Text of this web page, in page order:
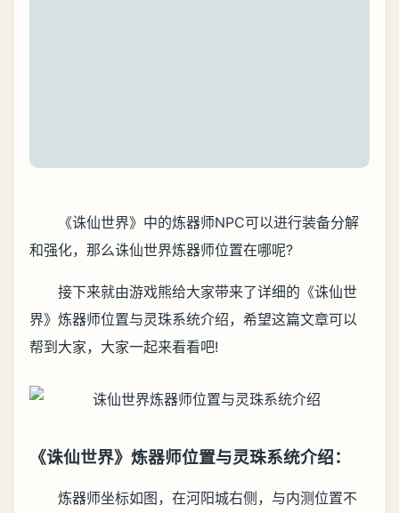
《诛仙世界》中的炼器师NPC可以进行装备分解
和强化，那么诛仙世界炼器师位置在哪呢?
接下来就由游戏熊给大家带来了详细的《诛仙世
界》炼器师位置与灵珠系统介绍，希望这篇文章可以
帮到大家，大家一起来看看吧!
《诛仙世界》炼器师位置与灵珠系统介绍：
炼器师坐标如图，在河阳城右侧，与内测位置不